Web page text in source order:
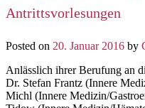
Antrittsvorlesungen
Posted on 20. Januar 2016 by
Anlässlich ihrer Berufung an
Dr. Stefan Frantz (Innere
Michl (Innere Medizin/